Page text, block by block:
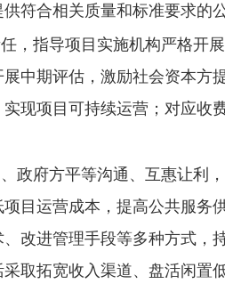
符合相关质量和标准要求的公
，指导项目实施机构严格开
中期评估，激励社会资本方
现项目可持续运营；对应收
政府方平等沟通、互惠让利
目运营成本，提高公共服务
改进管理手段等多种方式，
取拓宽收入渠道、盘活闲置